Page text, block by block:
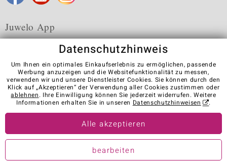
Juwelo App
Karriere AGB Datenschutz Cookies
Impressum
Kontakt
Vertrag widerrufen
Visit our stores in other countries:
© Juwelo Deutschland GmbH (ein Tochterunternehmen der elumeo
SE)
Datenschutzhinweis
Um Ihnen ein optimales Einkaufserlebnis zu ermöglichen, passende
Werbung anzuzeigen und die Websitefunktionalität zu messen,
verwenden wir und unsere Dienstleister Cookies. Sie können durch den
Klick auf „Akzeptieren“ der Verwendung aller Cookies zustimmen oder
ablehnen. Ihre Einwilligung können Sie jederzeit widerrufen. Weitere
Informationen erhalten Sie in unseren Datenschutzhinweisen .
Alle akzeptieren
bearbeiten